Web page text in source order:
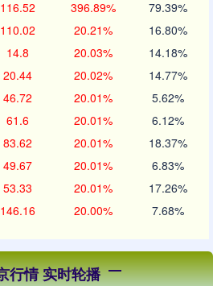
116.52 396.89% 79.39%
110.02 20.21% 16.80%
14.8 20.03% 14.18%
20.44 20.02% 14.77%
46.72 20.01% 5.62%
61.6 20.01% 6.12%
83.62 20.01% 18.37%
49.67 20.01% 6.83%
53.33 20.01% 17.26%
146.16 20.00% 7.68%
行情 实时轮播